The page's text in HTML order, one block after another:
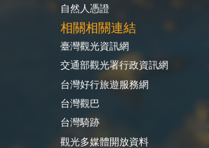
自然人憑證
相關相關連結
臺灣觀光資訊網
交通部觀光署行政資訊網
台灣好行旅遊服務網
台灣觀巴
台灣騎跡
觀光多媒體開放資料